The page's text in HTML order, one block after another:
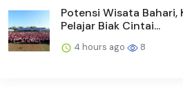
Potensi Wisata Bahari,
Pelajar Biak Cintai...
4 hours ago 8